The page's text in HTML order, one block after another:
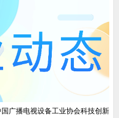
广播电视设备工业协会科技创新